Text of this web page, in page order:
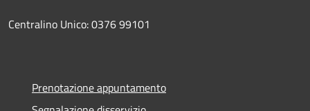
Centralino Unico: 0376 99101
Prenotazione appuntamento